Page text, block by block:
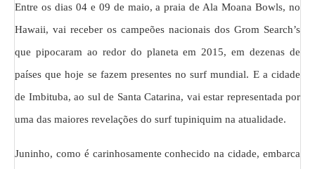
Entre os dias 04 e 09 de maio, a praia de Ala Moana Bowls, no
Hawaii, vai receber os campeões nacionais dos Grom Search’s
que pipocaram ao redor do planeta em 2015, em dezenas de
países que hoje se fazem presentes no surf mundial. E a cidade
de Imbituba, ao sul de Santa Catarina, vai estar representada por
uma das maiores revelações do surf tupiniquim na atualidade.
Juninho, como é carinhosamente conhecido na cidade, embarca